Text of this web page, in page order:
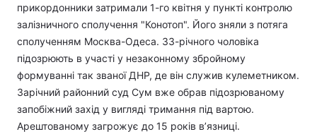
прикордонники затримали 1-го квітня у пункті контролю
залізничного сполучення "Конотоп". Його зняли з потяга
сполученням Москва-Одеса. 33-річного чоловіка
підозрюють в участі у незаконному збройному
формуванні так званої ДНР, де він служив кулеметником.
Зарічний районний суд Сум вже обрав підозрюваному
запобіжний захід у вигляді тримання під вартою.
Арештованому загрожує до 15 років в’язниці.